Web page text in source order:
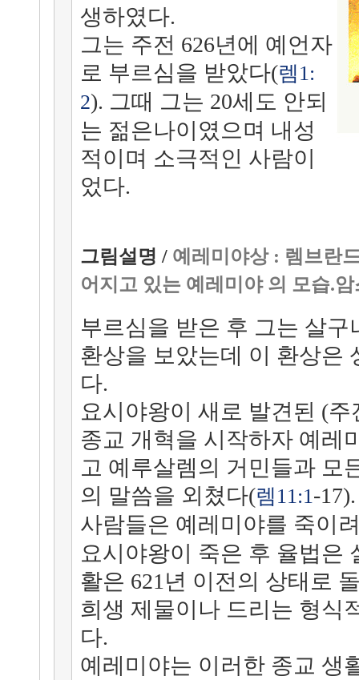
생하였다.
그는 주전 626년에 예언자
로 부르심을 받았다(렘1:
2). 그때 그는 20세도 안되
는 젊은나이였으며 내성
적이며 소극적인 사람이
었다.
그림설명 / 예레미야상 : 렘브란
어지고 있는 예레미야 의 모습.
부르심을 받은 후 그는 살
환상을 보았는데 이 환상은
다.
요시야왕이 새로 발견된 (
종교 개혁을 시작하자 예레
고 예루살렘의 거민들과 모
의 말씀을 외쳤다(렘11:1-
사람들은 예레미야를 죽이
요시야왕이 죽은 후 율법은
활은 621년 이전의 상태로
희생 제물이나 드리는 형식
다.
예레미야는 이러한 종교 생